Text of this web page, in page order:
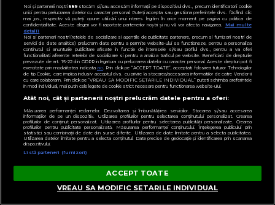
WOWBIZ.RO
„Am intrat în metastază” Alina Pușcău, anunț
cutremurător înainte să intre în operație!
Vedeta a transmis un mesaj emoționant
fanilor
Noi și partenerii noștri589stocăm și/sau accesăm informații pe dispozitivul dvs., precum identificatorii cookie
unici pentru prelucrarea datelor cu caracter personal. Puteți accepta sau gestiona preferințele dvs. făcând clic
mai jos, respectiv vă puteți opune utilizării unui interes legitim în orice moment pe pagina cu politica de
confidențialitate. Aceste alegeri vor fi raportate partenerilor noștri și nu vă vor afecta navigarea.
Mai multe
detalii
Noi si partenerii nostri (retelele de socializare si agentiile de publicitate partenere, precum si furnizorii nostri de
servicii de date analitice) prelucram date pentru a permite website-ului sa functioneze, pentru a personaliza
continutul si anunturile publicitare afisate in functie de interesele si/sau profilul dvs., pentru a va oferi
functionalitati aferente retelelor de socializare si pentru a analiza traficul pe website. Beneficiati de drepturile
prevazute de art. 15-22 din GDPR in legatura cu prelucrarea datelor cu caracter personal. Aceste drepturi pot fi
exercitate prin modalitatea indicataaici. Prin click pe “ACCEPT TOATE”, acceptati folosirea tuturor Tehnologiilor
de tip Cookie, care implica inclusiv acceptul dvs. cu privire la stocarea/accesarea informatiilor de catre Vendor-ii
cu care colaboram. Prin click pe “VREAU SA MODIFIC SETARILE INDIVIDUAL” puteti schimba preferintele
in mod individual, mai putin cele legate de cookie strict necesare pentru functionarea website-ului.
Atât noi, cât și partenerii noștri prelucrăm datele pentru a oferi:
Măsurarea performanței reclamelor. Dezvoltarea și îmbunătățirea serviciilor. Stocarea și/sau accesarea
informațiilor de pe un dispozitiv. Utilizarea profilurilor pentru selectarea conținutului personalizat. Crearea
profilurilor de conținut personalizat. Utilizarea profilurilor pentru selectarea publicității personalizate. Crearea
profilurilor pentru publicitate personalizată. Măsurarea performanței conținutului. Înțelegerea publicului prin
statistici sau combinații de date din surse diferite. Utilizarea de date limitate pentru a selecta publicitatea.
Utilizarea datelor limitate pentru a selecta conținutul. Date precise de geolocație și identificarea prin scanarea
dispozitivului.
Listă parteneri (furnizori)
ACCEPT TOATE
VREAU SA MODIFIC SETARILE INDIVIDUAL